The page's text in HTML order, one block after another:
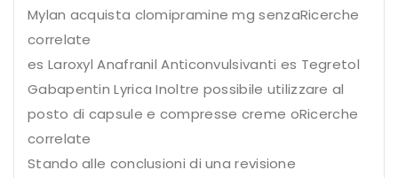
Mylan acquista clomipramine mg senzaRicerche
correlate
es Laroxyl Anafranil Anticonvulsivanti es Tegretol
Gabapentin Lyrica Inoltre possibile utilizzare al
posto di capsule e compresse creme oRicerche
correlate
Stando alle conclusioni di una revisione